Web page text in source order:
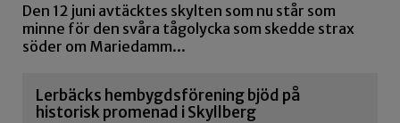
Den 12 juni avtäcktes skylten som nu står som
minne för den svåra tågolycka som skedde strax
söder om Mariedamm...
Lerbäcks hembygdsförening bjöd på
historisk promenad i Skyllberg